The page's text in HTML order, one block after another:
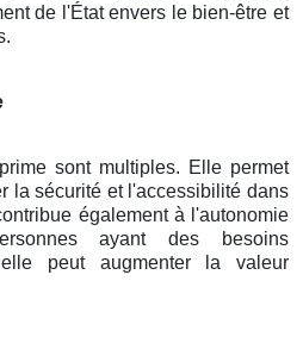
de l'État envers le bien-être et
sont multiples. Elle permet
la sécurité et l'accessibilité dans
également à l'autonomie
ayant des besoins
peut augmenter la valeur